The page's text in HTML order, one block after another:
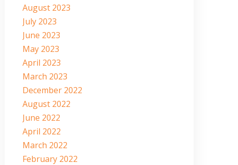
August 2023
July 2023
June 2023
May 2023
April 2023
March 2023
December 2022
August 2022
June 2022
April 2022
March 2022
February 2022